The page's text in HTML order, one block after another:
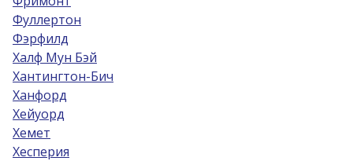
Фуллертон
Фэрфилд
Халф Мун Бэй
Хантингтон-Бич
Ханфорд
Хейуорд
Хемет
Хесперия